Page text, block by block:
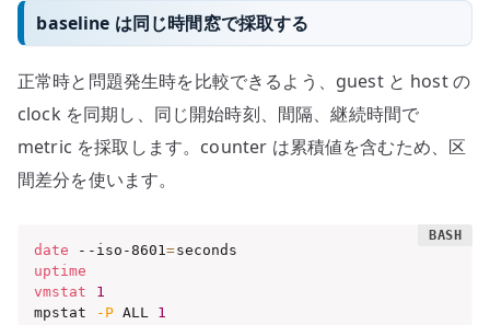
baseline は同じ時間窓で採取する
正常時と問題発生時を比較できるよう、guest と host の
clock を同期し、同じ開始時刻、間隔、継続時間で
metric を採取します。counter は累積値を含むため、区
間差分を使います。
date --iso-8601=
uptime
vmstat
1
mpstat
-P ALL 1